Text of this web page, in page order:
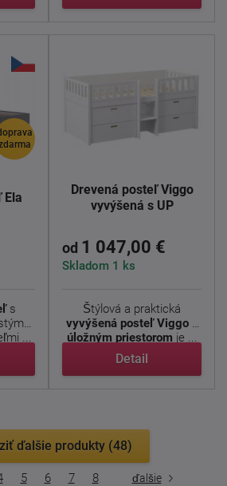
Ela
s
...
Drevená posteľ Viggo
vyvýšená s UP
od 1 047,00 €
Skladom 1 ks
Štýlová a praktická
vyvýšená posteľ Viggo s
úložným priestorom je ...
Detail
ďalšie produkty (48)
8
7
6
5 ďalšie